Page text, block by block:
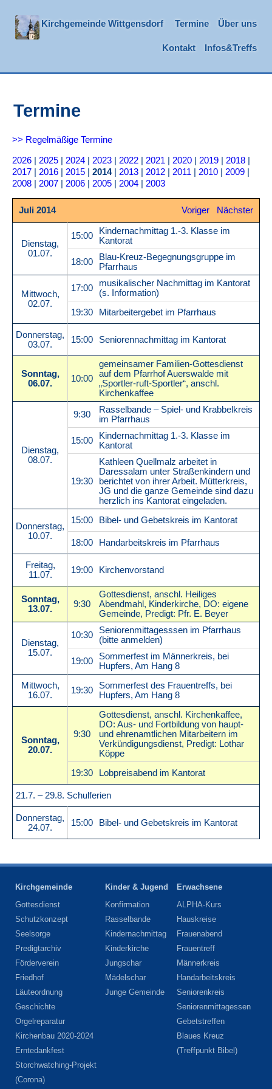
Kirchgemeinde Wittgensdorf Termine Über uns
Kontakt Infos&Treffs
Termine
>> Regelmäßige Termine
2026 2025 2024 2023 2022 2021 2020 2019 2018
2017
2016 2015 2014| 2013 2012 2011 2010 2009
2008
2007 2006 2005 2004 2003
Juli 2014 Voriger Nächster
Dienstag,
01.07.
15:00
Kindernachmittag 1.-3. Klasse im
Kantorat
18:00
Blau-Kreuz-Begegnungsgruppe im
Pfarrhaus
Mittwoch,
02.07.
17:00
musikalischer Nachmittag im Kantorat
(s. Information)
19:30
Mitarbeitergebet im Pfarrhaus
Donnerstag,
03.07.
15:00 Seniorennachmittag im Kantorat
Sonntag,
06.07.
10:00
gemeinsamer Familien-Gottesdienst
auf dem Pfarrhof Auerswalde mit
„Sportler-ruft-Sportler“, anschl.
Kirchenkaffee
Dienstag,
08.07.
9:30
Rasselbande – Spiel- und Krabbelkreis
im Pfarrhaus
15:00
Kindernachmittag 1.-3. Klasse im
Kantorat
19:30
Kathleen Quellmalz arbeitet in
Daressalam unter Straßenkindern und
berichtet von ihrer Arbeit. Mütterkreis,
JG und die ganze Gemeinde sind dazu
herzlich ins Kantorat eingeladen.
Donnerstag,
10.07.
15:00 Bibel- und Gebetskreis im Kantorat
18:00 Handarbeitskreis im Pfarrhaus
Freitag,
11.07.
19:00 Kirchenvorstand
Sonntag,
13.07.
9:30
Gottesdienst, anschl. Heiliges
Abendmahl, Kinderkirche, DO: eigene
Gemeinde, Predigt: Pfr. E. Beyer
Dienstag,
15.07.
10:30
Seniorenmittagesssen im Pfarrhaus
(bitte anmelden)
19:00
Sommerfest im Männerkreis, bei
Hupfers, Am Hang 8
Mittwoch,
16.07.
19:30
Sommerfest des Frauentreffs, bei
Hupfers, Am Hang 8
Sonntag,
20.07.
9:30
Gottesdienst, anschl. Kirchenkaffee,
DO: Aus- und Fortbildung von haupt-
und ehrenamtlichen Mitarbeitern im
Verkündigungsdienst, Predigt: Lothar
Köppe
19:30
Lobpreisabend im Kantorat
21.7. – 29.8. Schulferien
Donnerstag,
24.07.
15:00 Bibel- und Gebetskreis im Kantorat
Kirchgemeinde
Gottesdienst
Schutzkonzept
Seelsorge
Predigtarchiv
Förderverein
Friedhof
Läuteordnung
Geschichte
Orgelreparatur
Kirchenbau 2020-2024
Erntedankfest
Storchwatching-Projekt
(Corona)
Kinder & Jugend
Konfirmation
Rasselbande
Kindernachmittag
Kinderkirche
Jungschar
Mädelschar
Junge Gemeinde
Erwachsene
ALPHA-Kurs
Hauskreise
Frauenabend
Frauentreff
Männerkreis
Handarbeitskreis
Seniorenkreis
Seniorenmittagessen
Gebetstreffen
Blaues Kreuz
(Treffpunkt Bibel)